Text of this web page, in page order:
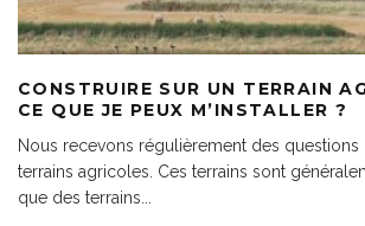
CONSTRUIRE SUR UN TERRAIN
CE QUE JE PEUX M’INSTALLER ?
Nous recevons régulièrement des questions
terrains agricoles. Ces terrains sont
que des terrains